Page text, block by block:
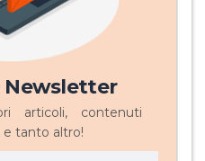
Newsletter
articoli, contenuti
tanto altro!